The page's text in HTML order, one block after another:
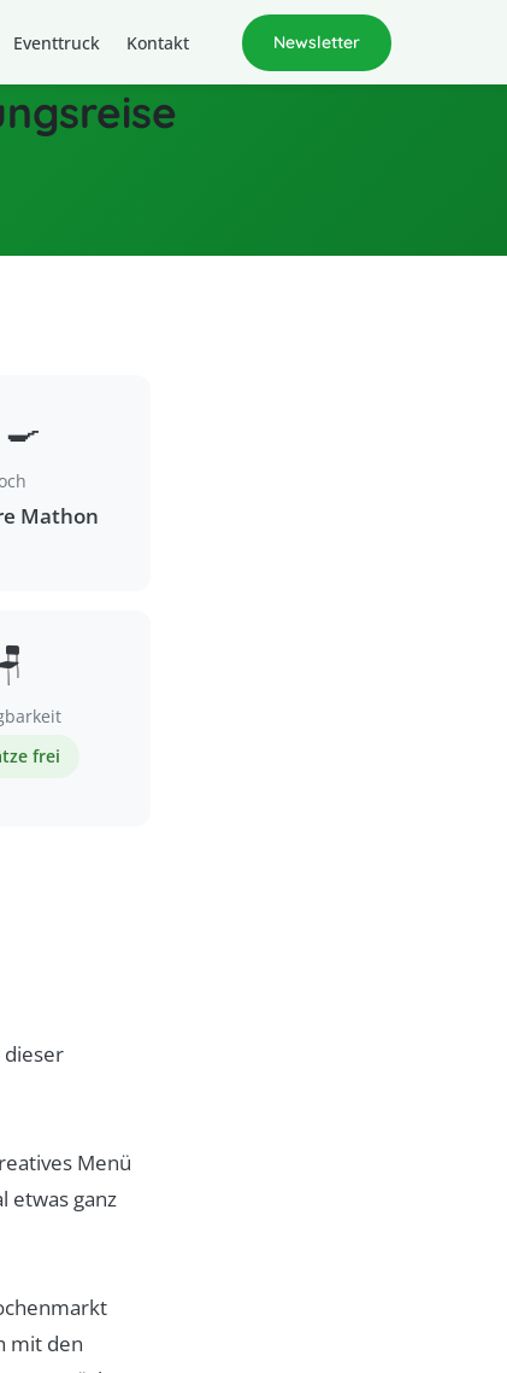
Eventtruck Kontakt Newsletter
Mathon
frei
dieser
Menü
etwas ganz
mit den